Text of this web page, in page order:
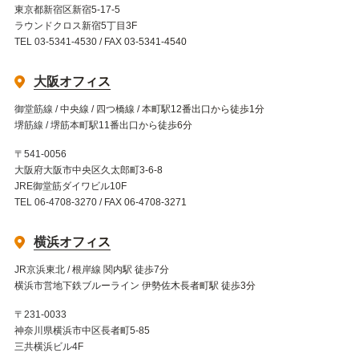
東京都新宿区新宿5-17-5
ラウンドクロス新宿5丁目3F
TEL 03-5341-4530 / FAX 03-5341-4540
大阪オフィス
御堂筋線 / 中央線 / 四つ橋線 / 本町駅12番出口から徒歩1分
堺筋線 / 堺筋本町駅11番出口から徒歩6分
〒541-0056
大阪府大阪市中央区久太郎町3-6-8
JRE御堂筋ダイワビル10F
TEL 06-4708-3270 / FAX 06-4708-3271
横浜オフィス
JR京浜東北 / 根岸線 関内駅 徒歩7分
横浜市営地下鉄ブルーライン 伊勢佐木長者町駅 徒歩3分
〒231-0033
神奈川県横浜市中区長者町5-85
三共横浜ビル4F